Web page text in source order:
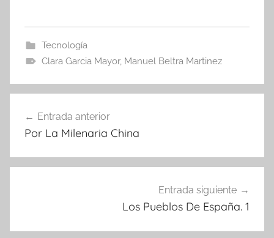
Tecnología
Clara Garcia Mayor, Manuel Beltra Martinez
de
Entrada anterior
Por La Milenaria China
Entrada siguiente
Los Pueblos De España. 1